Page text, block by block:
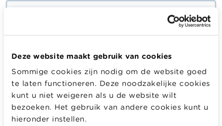
Deze website maakt gebruik van cookies
Sommige cookies zijn nodig om de website goed
te laten functioneren. Deze noodzakelijke cookies
kunt u niet weigeren als u de website wilt
bezoeken. Het gebruik van andere cookies kunt u
hieronder instellen.
Inloggen